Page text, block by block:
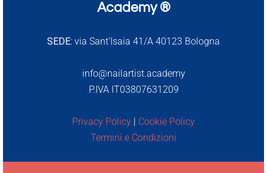
Academy ®
SEDE: via Sant’Isaia 41/A 40123 Bologna
info@nailartist.academy
P.IVA IT03807631209
Privacy Policy | Cookie Policy
Termini e Condizioni